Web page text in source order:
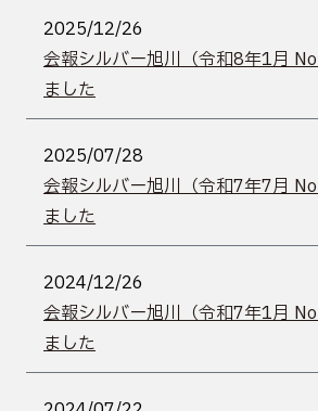
2025/12/26
会報シルバー旭川（令和8年1月
ました
2025/07/28
会報シルバー旭川（令和7年7月
ました
2024/12/26
会報シルバー旭川（令和7年1月
ました